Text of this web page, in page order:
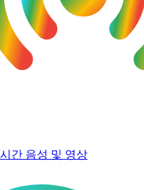
간 음성 및 영상